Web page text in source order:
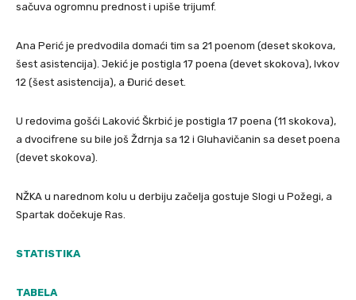
sačuva ogromnu prednost i upiše trijumf.
Ana Perić je predvodila domaći tim sa 21 poenom (deset skokova,
šest asistencija). Jekić je postigla 17 poena (devet skokova), Ivkov
12 (šest asistencija), a Đurić deset.
U redovima gošći Laković Škrbić je postigla 17 poena (11 skokova),
a dvocifrene su bile još Ždrnja sa 12 i Gluhavičanin sa deset poena
(devet skokova).
NŽKA u narednom kolu u derbiju začelja gostuje Slogi u Požegi, a
Spartak dočekuje Ras.
STATISTIKA
TABELA